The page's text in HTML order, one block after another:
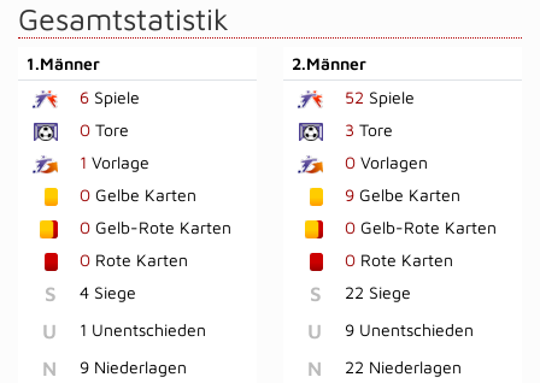
Gesamtstatistik
1.Männer
6 Spiele
0 Tore
1 Vorlage
0 Gelbe Karten
0 Gelb-Rote Karten
0 Rote Karten
S 4 Siege
U 1 Unentschieden
N 9 Niederlagen
2.Männer
52 Spiele
3 Tore
0Vorlagen
9Gelbe Karten
0Gelb-Rote Karten
0Rote Karten
S 22 Siege
U 9 Unentschieden
N 22 Niederlagen